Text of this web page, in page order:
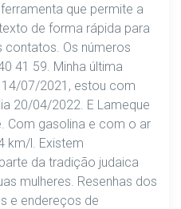
que permite a
de forma rápida para
Os números
41 59. Minha última
07/2021, estou com
20/04/2022. E Lameque
Com gasolina e com o ar
km/l. Existem
da tradição judaica
mulheres. Resenhas dos
e endereços de